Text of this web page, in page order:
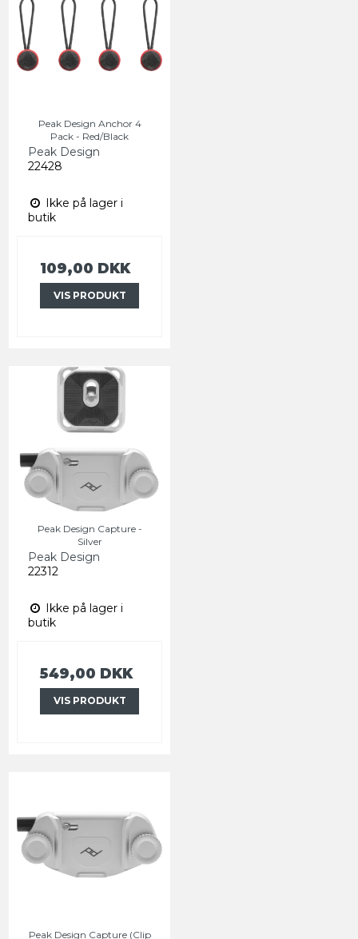
Peak Design Anchor 4
Pack - Red/Black
Peak Design
22428
Ikke på lager i
butik
109,00 DKK
VIS PRODUKT
Peak Design Capture -
Silver
Peak Design
22312
Ikke på lager i
butik
549,00 DKK
VIS PRODUKT
Peak Design Capture (Clip